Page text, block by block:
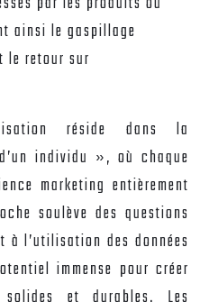
ainsi le gaspillage
le retour sur
réside dans la
individu », où chaque
marketing entièrement
soulève des questions
l’utilisation des données
immense pour créer